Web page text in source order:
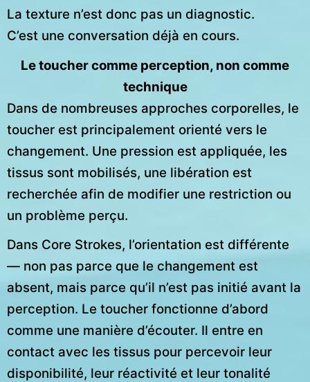
La texture n’est donc pas un diagnostic.
C’est une conversation déjà en cours.
Le toucher comme perception, non comme
technique
Dans de nombreuses approches corporelles, le
toucher est principalement orienté vers le
changement. Une pression est appliquée, les
tissus sont mobilisés, une libération est
recherchée afin de modifier une restriction ou
un problème perçu.
Dans Core Strokes, l’orientation est différente
— non pas parce que le changement est
absent, mais parce qu’il n’est pas initié avant la
perception. Le toucher fonctionne d’abord
comme une manière d’écouter. Il entre en
contact avec les tissus pour percevoir leur
disponibilité, leur réactivité et leur tonalité